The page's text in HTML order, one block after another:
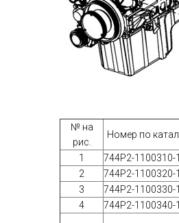
№ на
рис.
Номер по
1 744Р2-1100310-1
2
744Р2-1100320-1
3
744Р2-1100330-1
4
744Р2-1100340-1